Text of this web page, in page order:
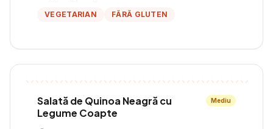
VEGETARIAN FĂRĂ GLUTEN
Salată de Quinoa Neagră cu
Legume Coapte
Mediu